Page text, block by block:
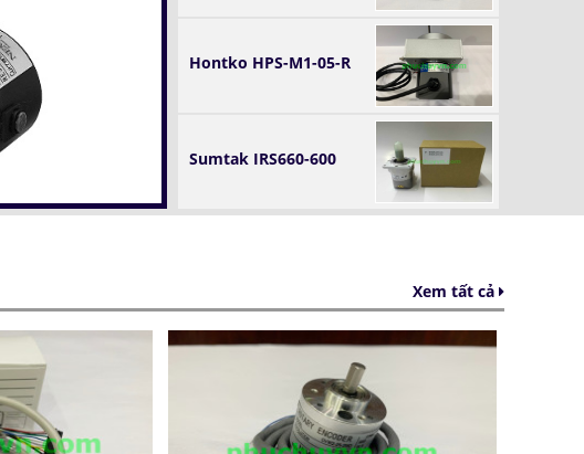
Hontko HPS-M1-05-R
Sumtak IRS660-600
Xem tất cả